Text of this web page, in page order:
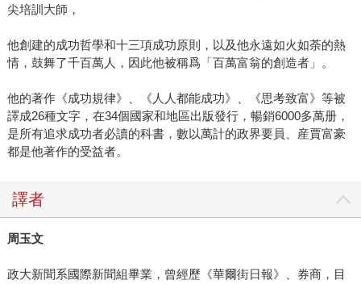
尖培訓大師，
他創建的成功哲學和十三項成功原則，以及他永遠如火如荼的熱
情，鼓舞了千百萬人，因此他被稱爲「百萬富翁的創造者」。
他的著作《成功規律》、《人人都能成功》、《思考致富》等被
譯成26種文字，在34個國家和地區出版發行，暢銷6000多萬册，
是所有追求成功者必讀的科書，數以萬計的政界要員、産賈富豪
都是他著作的受益者。
譯者
周玉文
政大新聞系國際新聞組畢業，曾經歷《華爾街日報》、券商，目